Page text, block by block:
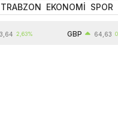
TRABZON EKONOMİ SPOR
64,63 0,44%